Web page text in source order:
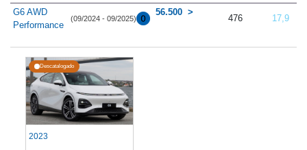
G6 AWD
Performance
(09/2024 - 09/2025)
56.500
476 17,9
Descatalogado
2023